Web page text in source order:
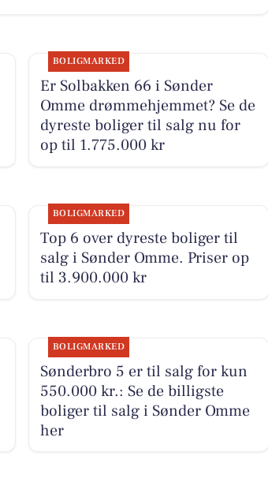
BOLIGMARKED
Er Solbakken 66 i Sønder
Omme drømmehjemmet? Se de
dyreste boliger til salg nu for
op til 1.775.000 kr
BOLIGMARKED
Top 6 over dyreste boliger til
salg i Sønder Omme. Priser op
til 3.900.000 kr
BOLIGMARKED
Sønderbro 5 er til salg for kun
550.000 kr.: Se de billigste
boliger til salg i Sønder Omme
her